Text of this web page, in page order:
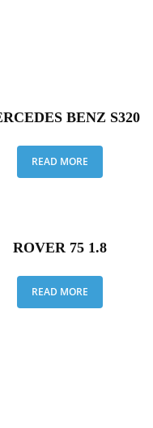
BENZ S320
READ MORE
ROVER 75 1.8
READ MORE